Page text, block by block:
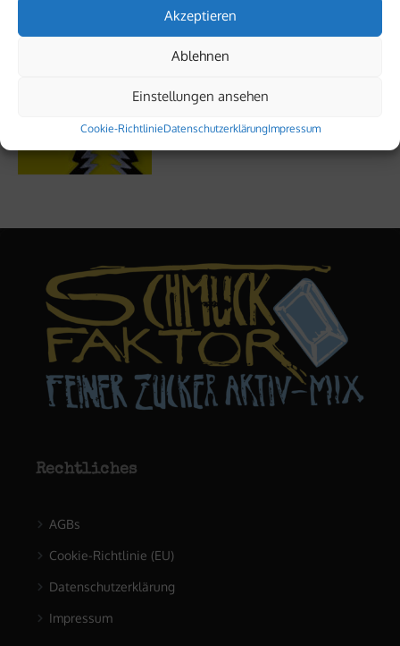
Akzeptieren
Ablehnen
Einstellungen ansehen
Cookie-RichtlinieDatenschutzerklärungImpressum
Nathalie – Musikerin, Podcasterin, Eh­ren­amt­le­rin
Rechtliches
AGBs
Cookie-Richtlinie (EU)
Datenschutzerklärung
Impressum